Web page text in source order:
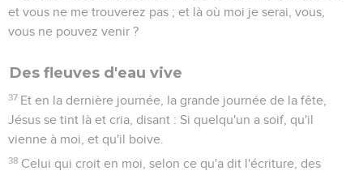
et vous ne me trouverez pas ; et là où moi je serai, vous,
vous ne pouvez venir ?
Des fleuves d'eau vive
37 Et en la dernière journée, la grande journée de la fête,
Jésus se tint là et cria, disant : Si quelqu'un a soif, qu'il
vienne à moi, et qu'il boive.
38 Celui qui croit en moi, selon ce qu'a dit l'écriture, des